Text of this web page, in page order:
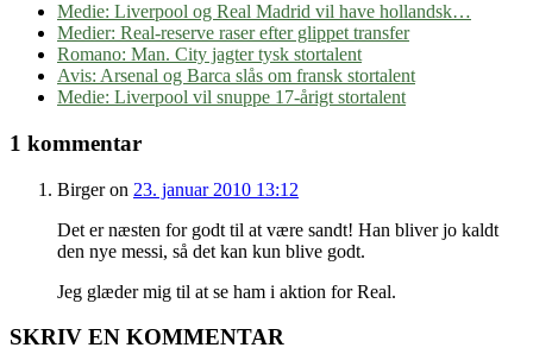
Medie: Liverpool og Real Madrid vil have hollandsk…
Medier: Real-reserve raser efter glippet transfer
Romano: Man. City jagter tysk stortalent
Avis: Arsenal og Barca slås om fransk stortalent
Medie: Liverpool vil snuppe 17-årigt stortalent
1 kommentar
Birgeron 23. januar 2010 13:12
Det er næsten for godt til at være sandt! Han bliver jo kaldt
den nye messi, så det kan kun blive godt.
Jeg glæder mig til at se ham i aktion for Real.
SKRIV EN KOMMENTAR